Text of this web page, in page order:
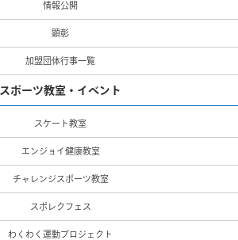
情報公開
顕彰
加盟団体行事一覧
スポーツ教室・イベント
スケート教室
エンジョイ健康教室
チャレンジスポーツ教室
スポレクフェス
わくわく運動プロジェクト